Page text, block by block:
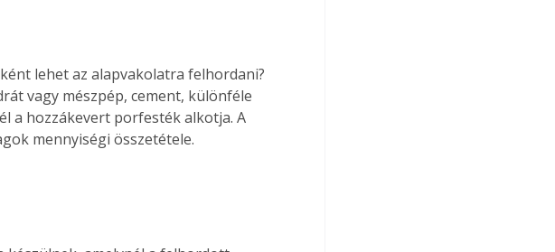
lehet az alapvakolatra felhordani?
vagy mészpép, cement, különféle
a hozzákevert porfesték alkotja. A
mennyiségi összetétele.